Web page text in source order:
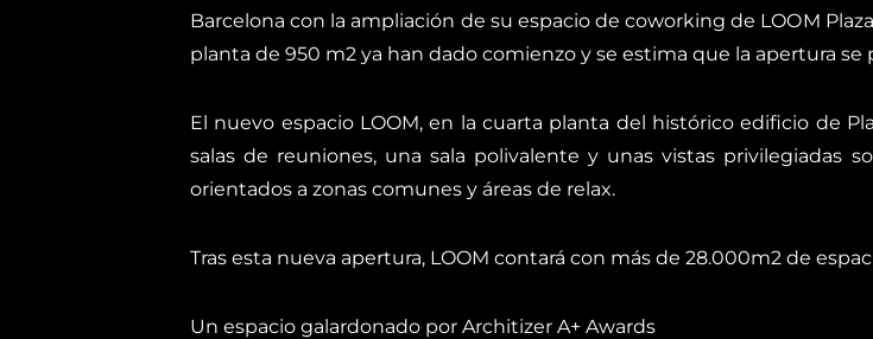
Barcelona con la ampliación de su espacio de coworking de LOOM
planta de 950 m2 ya han dado comienzo y se estima que la apertura
El nuevo espacio LOOM, en la cuarta planta del histórico edificio de
salas de reuniones, una sala polivalente y unas vistas privilegiadas
orientados a zonas comunes y áreas de relax.
Tras esta nueva apertura, LOOM contará con más de 28.000m2 de
Un espacio galardonado por Architizer A+ Awards